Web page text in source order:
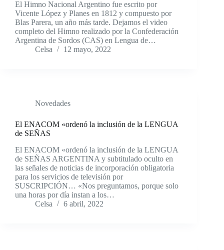
El Himno Nacional Argentino fue escrito por
Vicente López y Planes en 1812 y compuesto por
Blas Parera, un año más tarde. Dejamos el video
completo del Himno realizado por la Confederación
Argentina de Sordos (CAS) en Lengua de…
Celsa
12 mayo, 2022
Novedades
El ENACOM «ordenó la inclusión de la LENGUA
de SEÑAS
El ENACOM «ordenó la inclusión de la LENGUA
de SEÑAS ARGENTINA y subtitulado oculto en
las señales de noticias de incorporación obligatoria
para los servicios de televisión por
SUSCRIPCIÓN… «Nos preguntamos, porque solo
una horas por día instan a los…
Celsa
6 abril, 2022